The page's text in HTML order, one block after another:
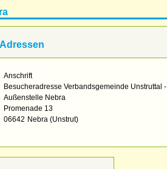
Adressen
Anschrift
Besucheradresse Verbandsgemeinde Unstruttal -
Außenstelle Nebra
Promenade 13
06642 Nebra (Unstrut)